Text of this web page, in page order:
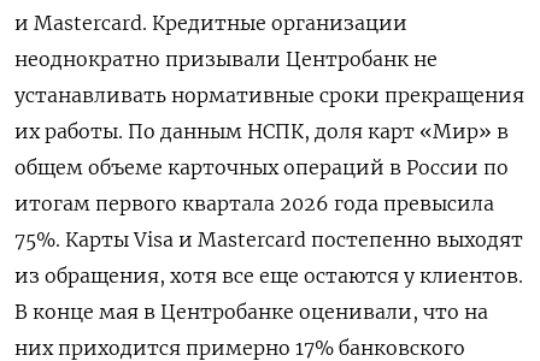
и Mastercard. Кредитные организации
неоднократно призывали Центробанк не
устанавливать нормативные сроки прекращения
их работы. По данным НСПК, доля карт «Мир» в
общем объеме карточных операций в России по
итогам первого квартала 2026 года превысила
75%. Карты Visa и Mastercard постепенно выходят
из обращения, хотя все еще остаются у клиентов.
В конце мая в Центробанке оценивали, что на
них приходится примерно 17% банковского